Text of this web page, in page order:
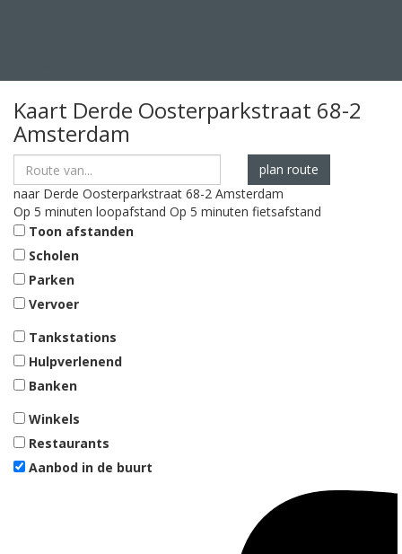
Kaart Derde Oosterparkstraat 68-2
Amsterdam
plan route
naar Derde Oosterparkstraat 68-2 Amsterdam
Op 5 minuten loopafstand Op 5 minuten fietsafstand
Toon afstanden
Scholen
Parken
Vervoer
Tankstations
Hulpverlenend
Banken
Winkels
Restaurants
Aanbod in de buurt